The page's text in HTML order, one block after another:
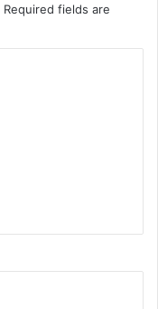
Required fields are